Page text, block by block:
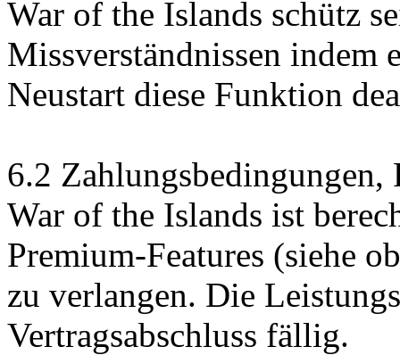
War of the Islands schütz
Missverständnissen indem
Neustart diese Funktion
6.2
War of the Islands ist
Premium-Features (siehe
zu verlangen. Die
Vertragsabschluss fällig.